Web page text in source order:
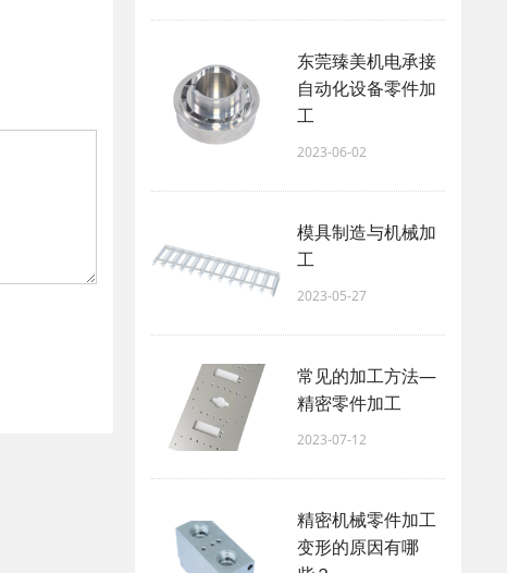
东莞臻美机电承接
自动化设备零件加
工
2023-06-02
模具制造与机械加
工
2023-05-27
常见的加工方法—
精密零件加工
2023-07-12
精密机械零件加工
变形的原因有哪